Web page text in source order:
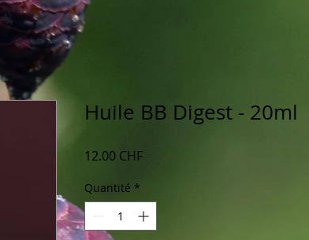
Huile BB Digest - 20ml
12.00 CHFPrix
Quantité *